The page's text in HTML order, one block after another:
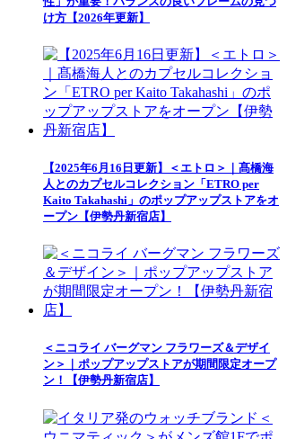
け方【2026年更新】
【2025年6月16日更新】＜エトロ＞｜髙橋海
人とのカプセルコレクション「ETRO per
Kaito Takahashi」のポップアップストアをオ
ープン【伊勢丹新宿店】
＜ニコライ バーグマン フラワーズ＆デザイ
ン＞｜ポップアップストアが期間限定オープ
ン！【伊勢丹新宿店】